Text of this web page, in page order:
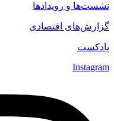
نشست‌ها و رویدادها
گزارش‌های اقتصادی
پادکست
Instagram